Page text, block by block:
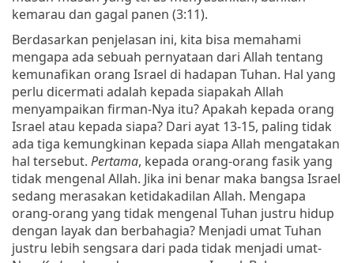
kemarau dan gagal panen (3:11).
Berdasarkan penjelasan ini, kita bisa memahami
mengapa ada sebuah pernyataan dari Allah tentang
kemunafikan orang Israel di hadapan Tuhan. Hal yang
perlu dicermati adalah kepada siapakah Allah
menyampaikan firman-Nya itu? Apakah kepada orang
Israel atau kepada siapa? Dari ayat 13-15, paling tidak
ada tiga kemungkinan kepada siapa Allah mengatakan
hal tersebut. Pertama, kepada orang-orang fasik yang
tidak mengenal Allah. Jika ini benar maka bangsa Israel
sedang merasakan ketidakadilan Allah. Mengapa
orang-orang yang tidak mengenal Tuhan justru hidup
dengan layak dan berbahagia? Menjadi umat Tuhan
justru lebih sengsara dari pada tidak menjadi umat-